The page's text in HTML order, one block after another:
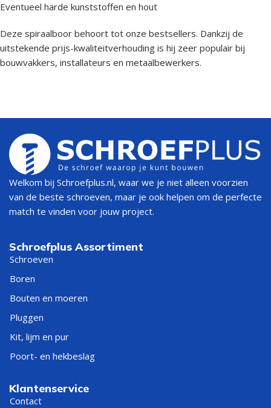
Eventueel harde kunststoffen en hout
Deze spiraalboor behoort tot onze bestsellers. Dankzij de
uitstekende prijs-kwaliteitverhouding is hij zeer populair bij
bouwvakkers, installateurs en metaalbewerkers.
Welkom bij Schroefplus.nl, waar we je niet alleen voorzien
van de beste schroeven, maar je ook helpen om de perfecte
match te vinden voor jouw project.
Schroefplus Assortiment
Schroeven
Boren
Bouten en moeren
Pluggen
Kit, lijm en pur
Poort- en hekbeslag
Klantenservice
Contact